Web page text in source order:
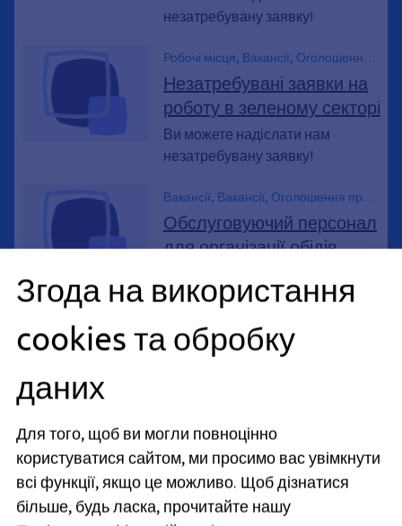
незатребувану заявку!
Робочі місця, Вакансії, Оголошення
про роботу, Кар'єра
Незатребувані заявки на
роботу в зеленому секторі
Ви можете надіслати нам
незатребувану заявку!
Вакансії, Вакансії, Оголошення про
вакансії, Кар'єра, *_000588
Обслуговуючий персонал
для організації обідів
— з найближчого можливого
необмежений термін або на
строк до 31.12.2028 - Посадовий
Вакансії, Вакансії, Оголошення про
вакансії, Кар'єра, *_000590
Працівники, які
забезпечують обіднє
харчування
Згода на використання
cookies та обробку
даних
Для того, щоб ви могли повноцінно
користуватися сайтом, ми просимо вас увімкнути
всі функції, якщо це можливо. Щоб дізнатися
більше, будь ласка, прочитайте нашу